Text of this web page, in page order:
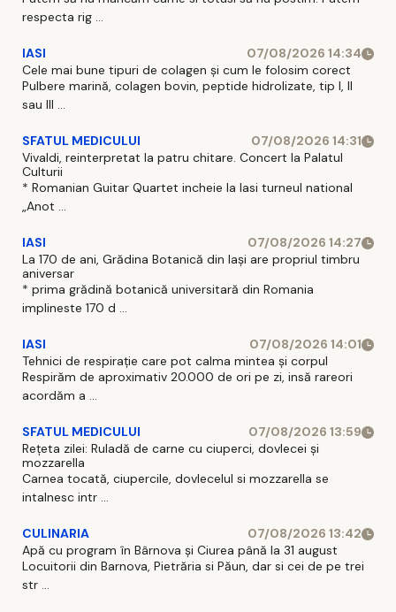
respecta rig ...
IASI
07/08/2026 14:34
Cele mai bune tipuri de colagen și cum le folosim corect
Pulbere marină, colagen bovin, peptide hidrolizate, tip I, II
sau III ...
SFATUL MEDICULUI
07/08/2026 14:31
Vivaldi, reinterpretat la patru chitare. Concert la Palatul
Culturii
* Romanian Guitar Quartet incheie la Iasi turneul national
„Anot ...
IASI
07/08/2026 14:27
La 170 de ani, Grădina Botanică din Iași are propriul timbru
aniversar
* prima grădină botanică universitară din Romania
implineste 170 d ...
IASI
07/08/2026 14:01
Tehnici de respirație care pot calma mintea și corpul
Respirăm de aproximativ 20.000 de ori pe zi, insă rareori
acordăm a ...
SFATUL MEDICULUI
07/08/2026 13:59
Rețeta zilei: Ruladă de carne cu ciuperci, dovlecei și
mozzarella
Carnea tocată, ciupercile, dovlecelul si mozzarella se
intalnesc intr ...
CULINARIA
07/08/2026 13:42
Apă cu program în Bârnova și Ciurea până la 31 august
Locuitorii din Barnova, Pietrăria si Păun, dar si cei de pe trei
str ...